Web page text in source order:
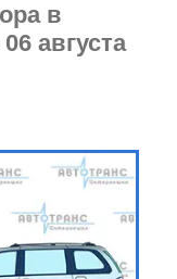
в
августа